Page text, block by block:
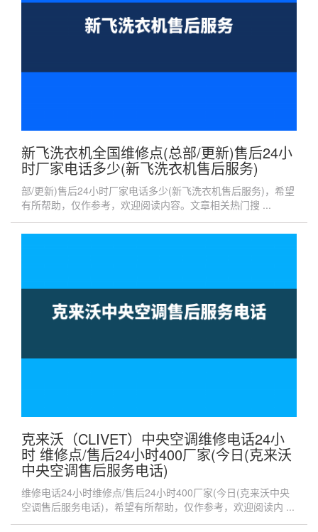
新飞洗衣机全国维修点(总部/更新)售后24小
时厂家电话多少(新飞洗衣机售后服务)
部/更新)售后24小时厂家电话多少(新飞洗衣机售后服务)，希望
有所帮助，仅作参考，欢迎阅读内容。文章相关热门搜 ...
克来沃（CLIVET）中央空调维修电话24小
时 维修点/售后24小时400厂家(今日(克来沃
中央空调售后服务电话)
维修电话24小时维修点/售后24小时400厂家(今日(克来沃中央
空调售后服务电话)，希望有所帮助，仅作参考，欢迎阅读内 ...